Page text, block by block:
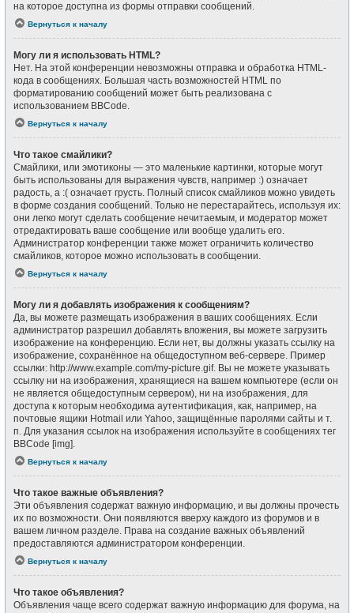
на которое доступна из формы отправки сообщений.
Вернуться к началу
Могу ли я использовать HTML?
Нет. На этой конференции невозможны отправка и обработка HTML-
кода в сообщениях. Большая часть возможностей HTML по
форматированию сообщений может быть реализована с
использованием BBCode.
Вернуться к началу
Что такое смайлики?
Смайлики, или эмотиконы — это маленькие картинки, которые могут
быть использованы для выражения чувств, например :) означает
радость, а :( означает грусть. Полный список смайликов можно увидеть
в форме создания сообщений. Только не перестарайтесь, используя их:
они легко могут сделать сообщение нечитаемым, и модератор может
отредактировать ваше сообщение или вообще удалить его.
Администратор конференции также может ограничить количество
смайликов, которое можно использовать в сообщении.
Вернуться к началу
Могу ли я добавлять изображения к сообщениям?
Да, вы можете размещать изображения в ваших сообщениях. Если
администратор разрешил добавлять вложения, вы можете загрузить
изображение на конференцию. Если нет, вы должны указать ссылку на
изображение, сохранённое на общедоступном веб-сервере. Пример
ссылки: http://www.example.com/my-picture.gif. Вы не можете указывать
ссылку ни на изображения, хранящиеся на вашем компьютере (если он
не является общедоступным сервером), ни на изображения, для
доступа к которым необходима аутентификация, как, например, на
почтовые ящики Hotmail или Yahoo, защищённые паролями сайты и т.
п. Для указания ссылок на изображения используйте в сообщениях тег
BBCode [img].
Вернуться к началу
Что такое важные объявления?
Эти объявления содержат важную информацию, и вы должны прочесть
их по возможности. Они появляются вверху каждого из форумов и в
вашем личном разделе. Права на создание важных объявлений
предоставляются администратором конференции.
Вернуться к началу
Что такое объявления?
Объявления чаще всего содержат важную информацию для форума, на